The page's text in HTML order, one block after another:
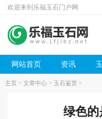
欢迎来到乐福玉石门户网
网站首页 资讯
主页 > 文章中心 > 玉石鉴赏 >
绿色